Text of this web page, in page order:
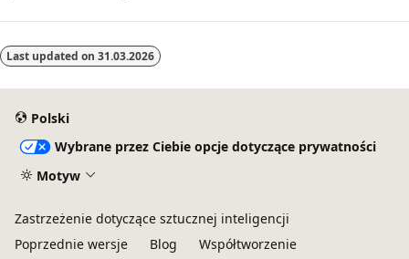
Last updated on 31.03.2026
Polski
Wybrane przez Ciebie opcje dotyczące prywatności
Motyw
Zastrzeżenie dotyczące sztucznej inteligencji
Poprzednie wersje
Blog Współtworzenie